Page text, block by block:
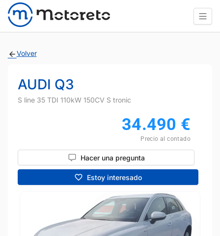
Volver
AUDI Q3
S line 35 TDI 110kW 150CV S tronic
34.490 €
Precio al contado
Hacer una pregunta
Estoy interesado